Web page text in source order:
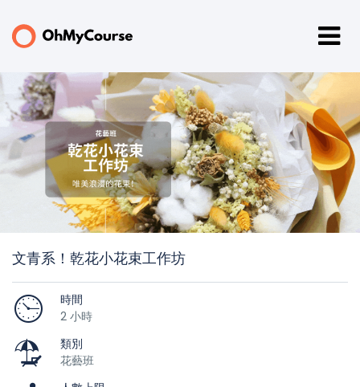
文青系！乾花小花束工作坊
時間
2 小時
類別
花藝班